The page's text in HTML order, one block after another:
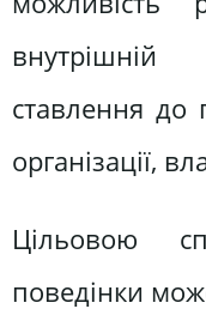
внутрішній
ставлення до
організації,
Цільовою
поведінки